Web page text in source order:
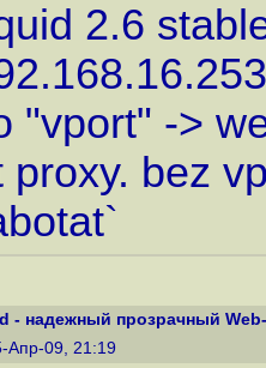
2.6
"vport" ->
proxy. bez
- надежный прозрачный
Апр-09, 21:19